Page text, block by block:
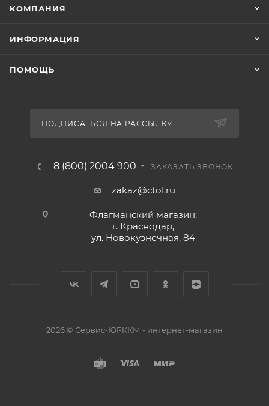
КОМПАНИЯ
ИНФОРМАЦИЯ
ПОМОЩЬ
ПОДПИСАТЬСЯ НА РАССЫЛКУ
8 (800) 2004 900 ЗАКАЗАТЬ ЗВОНОК
zakaz@cto1.ru
Флагманский магазин:
г. Краснодар,
ул. Новокузнечная, 84
2026 © Сервис-ЮГ-ККМ - интернет-магазин